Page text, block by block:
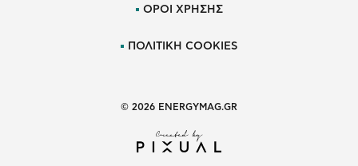
ΟΡΟΙ ΧΡΗΣΗΣ
ΠΟΛΙΤΙΚΗ COOKIES
© 2026 ENERGYMAG.GR